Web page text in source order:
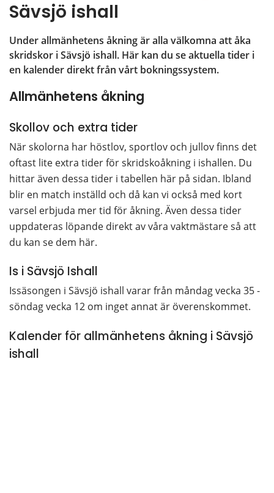
Sävsjö ishall
Under allmänhetens åkning är alla välkomna att åka
skridskor i Sävsjö ishall. Här kan du se aktuella tider i
en kalender direkt från vårt bokningssystem.
Allmänhetens åkning
Skollov och extra tider
När skolorna har höstlov, sportlov och jullov finns det
oftast lite extra tider för skridskoåkning i ishallen. Du
hittar även dessa tider i tabellen här på sidan. Ibland
blir en match inställd och då kan vi också med kort
varsel erbjuda mer tid för åkning. Även dessa tider
uppdateras löpande direkt av våra vaktmästare så att
du kan se dem här.
Is i Sävsjö Ishall
Issäsongen i Sävsjö ishall varar från måndag vecka 35 -
söndag vecka 12 om inget annat är överenskommet.
Kalender för allmänhetens åkning i Sävsjö
ishall